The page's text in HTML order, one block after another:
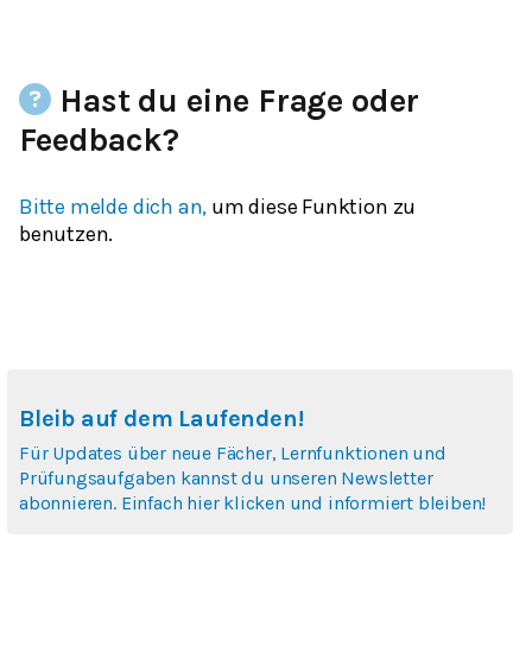
Hast du eine Frage oder
Feedback?
Bitte melde dich an, um diese Funktion zu
benutzen.
Bleib auf dem Laufenden!
Für Updates über neue Fächer, Lernfunktionen und
Prüfungsaufgaben kannst du unseren Newsletter
abonnieren. Einfach hier klicken und informiert bleiben!